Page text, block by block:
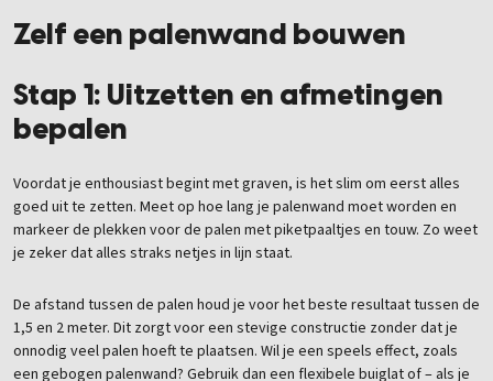
Zelf een palenwand bouwen
Stap 1: Uitzetten en afmetingen
bepalen
Voordat je enthousiast begint met graven, is het slim om eerst alles
goed uit te zetten. Meet op hoe lang je palenwand moet worden en
markeer de plekken voor de palen met piketpaaltjes en touw. Zo weet
je zeker dat alles straks netjes in lijn staat.
De afstand tussen de palen houd je voor het beste resultaat tussen de
1,5 en 2 meter. Dit zorgt voor een stevige constructie zonder dat je
onnodig veel palen hoeft te plaatsen. Wil je een speels effect, zoals
een gebogen palenwand? Gebruik dan een flexibele buiglat of – als je